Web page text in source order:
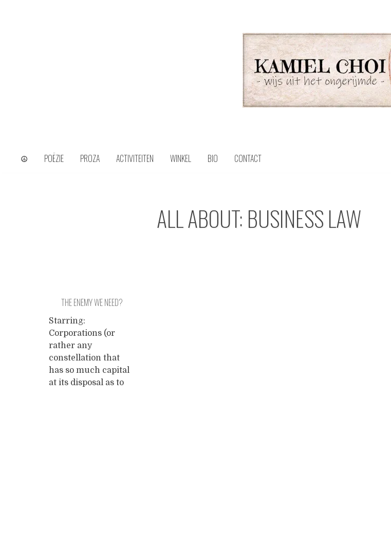
☮ POËZIE PROZA ACTIVITEITEN WINKEL BIO CONTACT
ALL ABOUT: BUSINESS LAW
THE ENEMY WE NEED?
Starring:
Corporations (or
rather any
constellation that
has so much capital
at its disposal as to